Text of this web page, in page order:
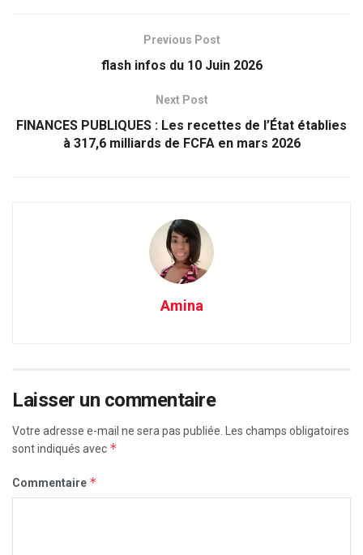
Previous Post
flash infos du 10 Juin 2026
Next Post
FINANCES PUBLIQUES : Les recettes de l’État établies
à 317,6 milliards de FCFA en mars 2026
Amina
Laisser un commentaire
Votre adresse e-mail ne sera pas publiée.
Les champs obligatoires
sont indiqués avec *
Commentaire *